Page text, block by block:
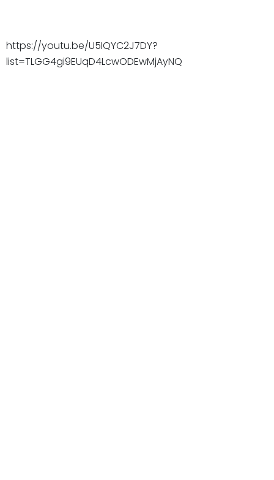
https://youtu.be/U5IQYC2J7DY?
list=TLGG4gi9EUqD4LcwODEwMjAyNQ